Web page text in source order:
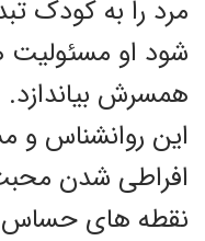
مرد را به کودک
شود او مسئولیت
همسرش بیاندازد.
این روانشناس و
افراطی شدن
نقطه های حساس